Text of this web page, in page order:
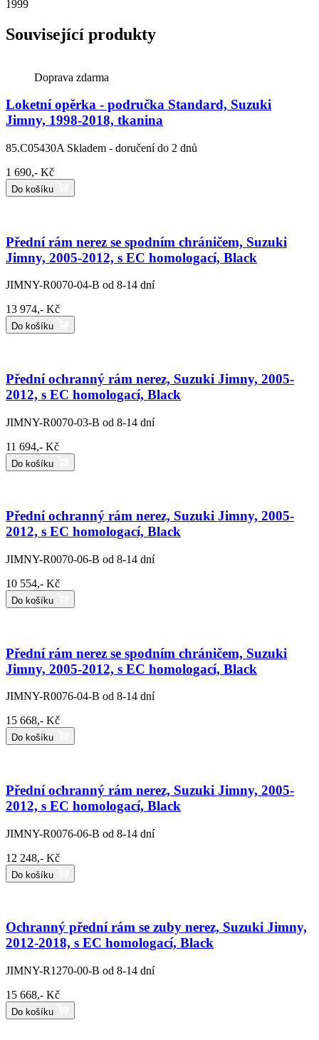
1999
Související produkty
Doprava zdarma
Loketní opěrka - područka Standard, Suzuki
Jimny, 1998-2018, tkanina
85.C05430A Skladem - doručení do 2 dnů
1 690,- Kč
Do košíku
Přední rám nerez se spodním chráničem, Suzuki
Jimny, 2005-2012, s EC homologací, Black
JIMNY-R0070-04-B od 8-14 dní
13 974,- Kč
Do košíku
Přední ochranný rám nerez, Suzuki Jimny, 2005-
2012, s EC homologací, Black
JIMNY-R0070-03-B od 8-14 dní
11 694,- Kč
Do košíku
Přední ochranný rám nerez, Suzuki Jimny, 2005-
2012, s EC homologací, Black
JIMNY-R0070-06-B od 8-14 dní
10 554,- Kč
Do košíku
Přední rám nerez se spodním chráničem, Suzuki
Jimny, 2005-2012, s EC homologací, Black
JIMNY-R0076-04-B od 8-14 dní
15 668,- Kč
Do košíku
Přední ochranný rám nerez, Suzuki Jimny, 2005-
2012, s EC homologací, Black
JIMNY-R0076-06-B od 8-14 dní
12 248,- Kč
Do košíku
Ochranný přední rám se zuby nerez, Suzuki Jimny,
2012-2018, s EC homologací, Black
JIMNY-R1270-00-B od 8-14 dní
15 668,- Kč
Do košíku